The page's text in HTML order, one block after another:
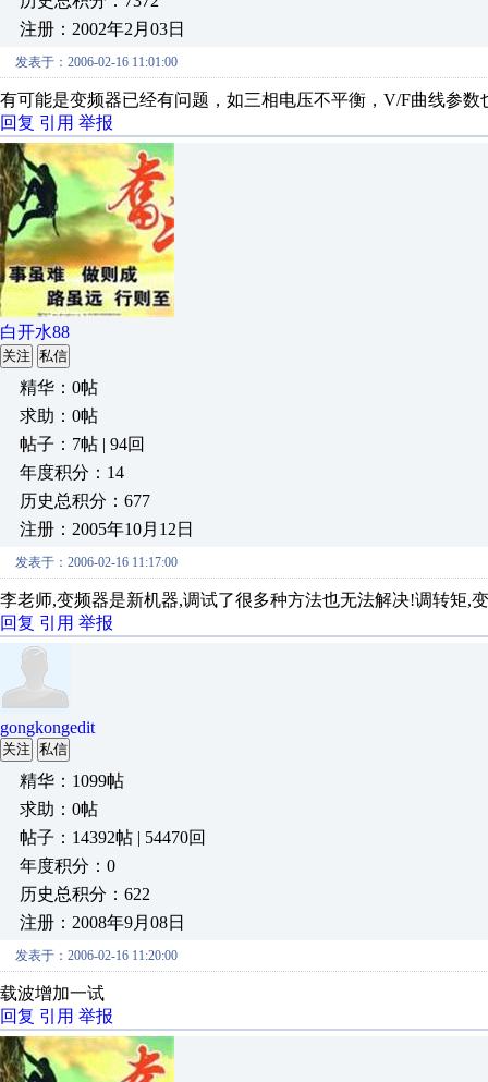
注册：2002年2月03日
发表于：2006-02-16 11:01:00
有可能是变频器已经有问题，如三相电压不平衡，V/F曲线参数
回复 引用 举报
白开水88
关注 私信
精华：0帖
求助：0帖
帖子：7帖 | 94回
年度积分：14
历史总积分：677
注册：2005年10月12日
发表于：2006-02-16 11:17:00
李老师,变频器是新机器,调试了很多种方法也无法解决!调转矩,
回复 引用 举报
gongkongedit
关注 私信
精华：1099帖
求助：0帖
帖子：14392帖 | 54470回
年度积分：0
历史总积分：622
注册：2008年9月08日
发表于：2006-02-16 11:20:00
载波增加一试
回复 引用 举报